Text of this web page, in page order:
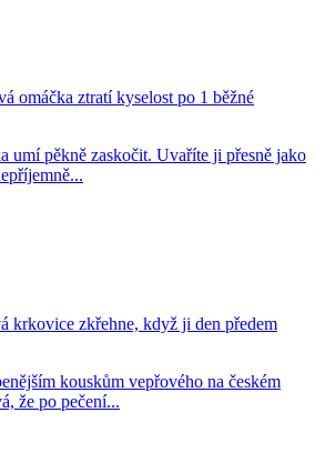
omáčka ztratí kyselost po 1 běžné
umí pěkně zaskočit. Uvaříte ji přesně jako
krkovice zkřehne, když ji den předem
kouskům vepřového na českém
že po pečení...